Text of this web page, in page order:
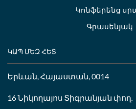
Կոնֆերենց
Գրասենյակ
ԿԱՊ ՄԵԶ ՀԵՏ
Երևան, Հայաստան, 0014
16 Նիկողայոս Տիգրանյան փող.